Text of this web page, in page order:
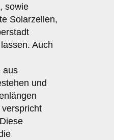
sowie
Solarzellen,
Auch
aus
und